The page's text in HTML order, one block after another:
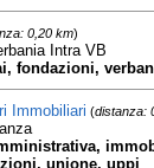
0,20 km)
Intra VB
fondazioni,
Immobiliari (distanza:
unione, uppi